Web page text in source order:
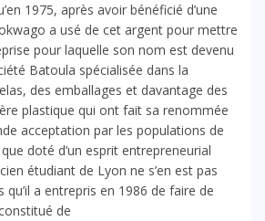
1975, après avoir bénéficié d’une
a usé de cet argent pour mettre
pour laquelle son nom est devenu
Batoula spécialisée dans la
des emballages et davantage des
plastique qui ont fait sa renommée
acceptation par les populations de
doté d’un esprit entrepreneurial
étudiant de Lyon ne s’en est pas
qu’il a entrepris en 1986 de faire de
de